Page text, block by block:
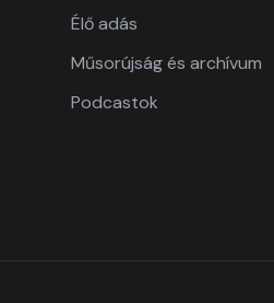
Élő adás
Műsorújság és archívum
Podcastok